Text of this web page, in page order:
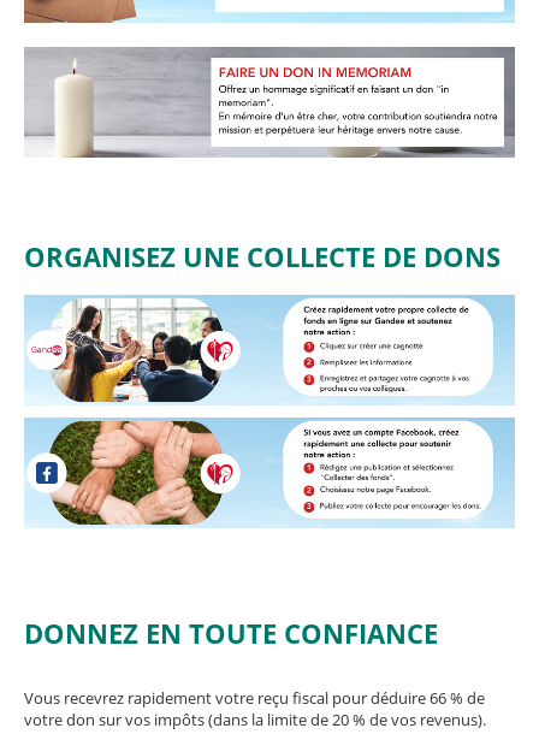
ORGANISEZ UNE COLLECTE DE DONS
DONNEZ EN TOUTE CONFIANCE
Vous recevrez rapidement votre reçu fiscal pour déduire 66 % de
votre don sur vos impôts (dans la limite de 20 % de vos revenus).